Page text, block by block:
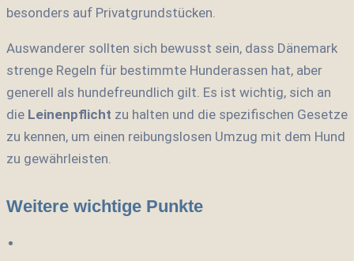
besonders auf Privatgrundstücken.
Auswanderer sollten sich bewusst sein, dass Dänemark
strenge Regeln für bestimmte Hunderassen hat, aber
generell als hundefreundlich gilt. Es ist wichtig, sich an
die Leinenpflicht zu halten und die spezifischen Gesetze
zu kennen, um einen reibungslosen Umzug mit dem Hund
zu gewährleisten.
Weitere wichtige Punkte